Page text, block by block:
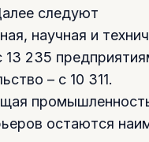
следуют
научная и
13 235
– с 10 311.
остаются